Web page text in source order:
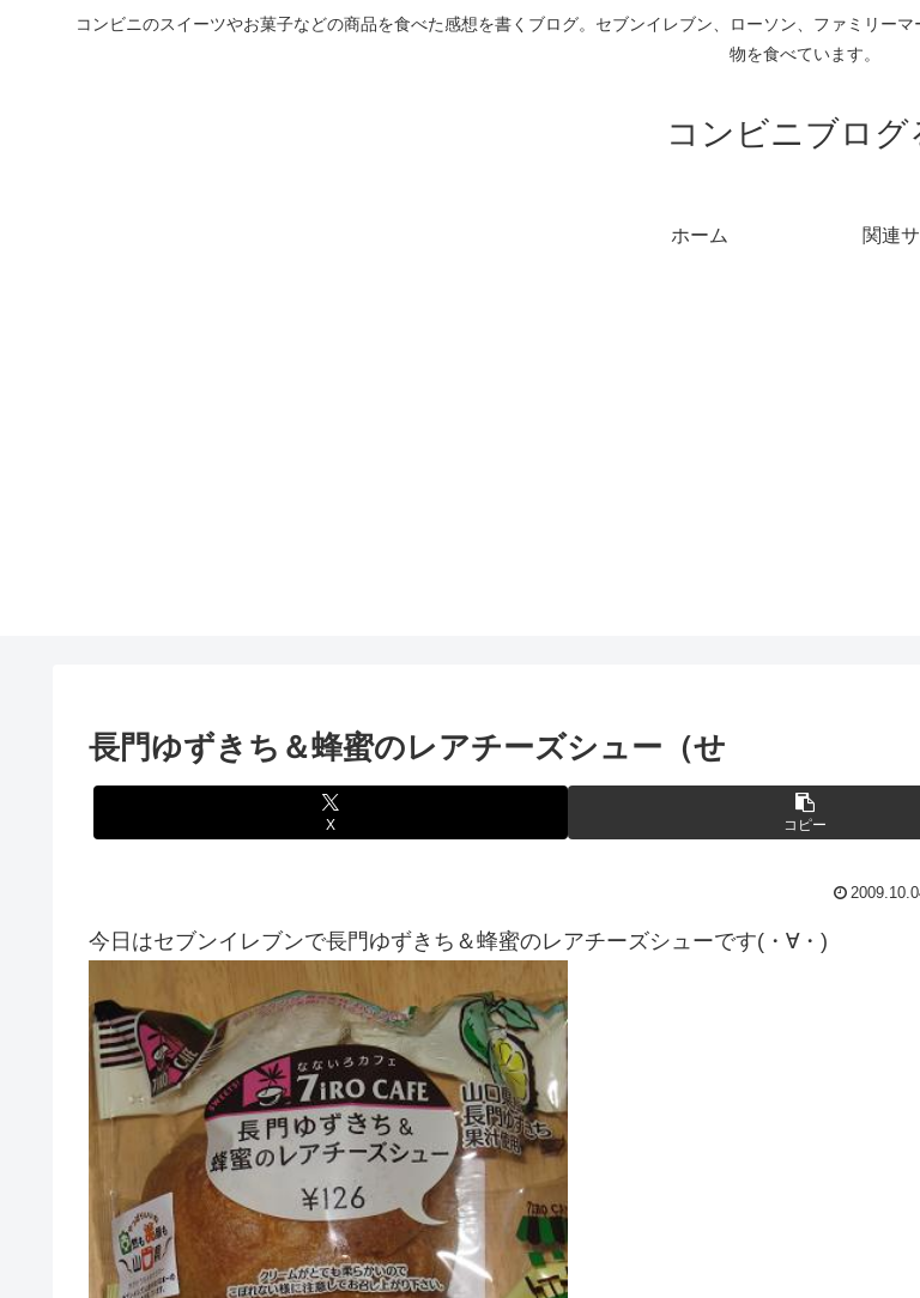
コンビニのスイーツやお菓子などの商品を食べた感想を書くブログ。セブンイレブン、ローソン、ファミリー
物を食べています。
コンビニブログ
ホーム 関連
長門ゆずきち＆蜂蜜のレアチーズシュー（せ
X コピー
今日はセブンイレブンで長門ゆずきち＆蜂蜜のレアチーズシューです(・∀・)